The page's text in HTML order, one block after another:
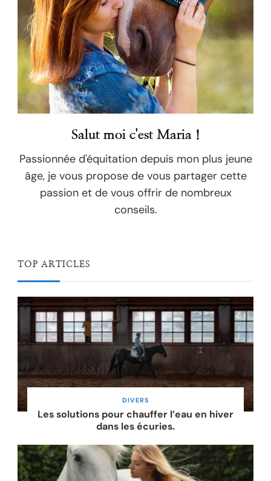
Salut moi c'est Maria !
Passionnée d'équitation depuis mon plus jeune
âge, je vous propose de vous partager cette
passion et de vous offrir de nombreux
conseils.
TOP ARTICLES
DIVERS
Les solutions pour chauffer l’eau en hiver
dans les écuries.